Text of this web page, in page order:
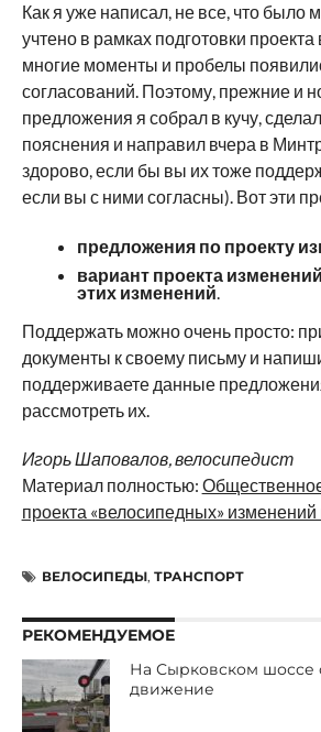
Как я уже написал, не все, что было
учтено в рамках подготовки проекта
многие моменты и пробелы
согласований. Поэтому, прежние и
предложения я собрал в кучу,
пояснения и направил вчера в
здорово, если бы вы их тоже
если вы с ними согласны). Вот эти
предложения по проекту
вариант проекта
этих изменений
Поддержать можно очень просто:
документы к своему письму и
поддерживаете данные
рассмотреть их.
Игорь Шаповалов, велосипедист
Материал полностью:
проекта «велосипедных»
ВЕЛОСИПЕДЫ, ТРАНСПОРТ
РЕКОМЕНДУЕМОЕ
На Сырковском шоссе
движение